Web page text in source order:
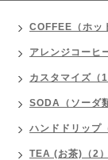
COFFEE（ホッ
アレンジコーヒ
カスタマイズ（1
SODA（ソーダ
ハンドドリップ
TEA (お茶)（2）